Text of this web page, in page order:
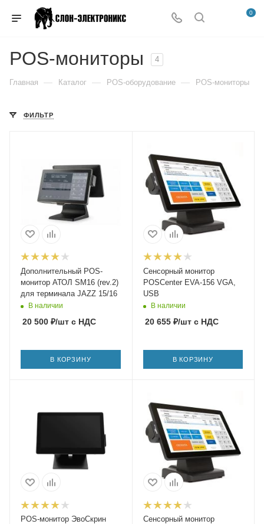
0
POS-мониторы 4
Главная — Каталог — POS-оборудование — POS-мониторы
ФИЛЬТР
Дополнительный POS-
монитор АТОЛ SM16 (rev.2)
для терминала JAZZ 15/16
В наличии
20 500 ₽/шт с НДС
В КОРЗИНУ
Сенсорный монитор
POSCenter EVA-156 VGA,
USB
В наличии
20 655₽/штс НДС
В КОРЗИНУ
POS-монитор ЭвоСкрин
Сенсорный монитор